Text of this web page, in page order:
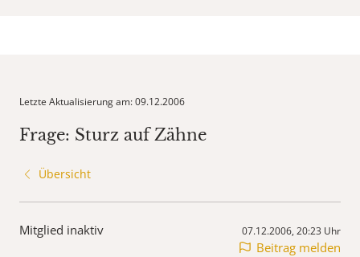
Letzte Aktualisierung am: 09.12.2006
Frage: Sturz auf Zähne
Übersicht
Mitglied inaktiv 07.12.2006, 20:23 Uhr
Beitrag melden